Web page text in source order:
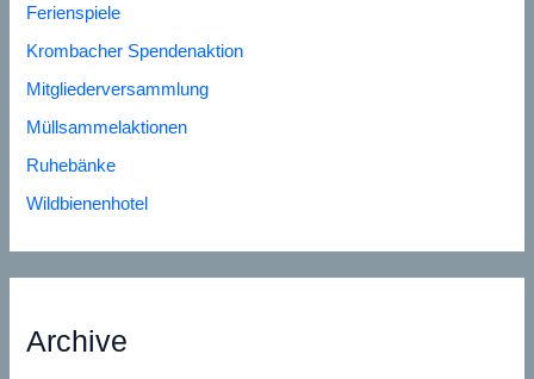
Ferienspiele
Krombacher Spendenaktion
Mitgliederversammlung
Müllsammelaktionen
Ruhebänke
Wildbienenhotel
Archive